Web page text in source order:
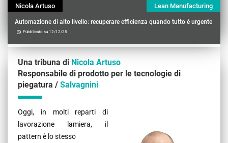
Nicola Artuso Lean Manufacturing
Automazione di alto livello: recuperare efficienza quando tutto è urgente
Pubblicato su 12/12/25
Una tribuna di Nicola Artuso
Responsabile di prodotto per le tecnologie di
piegatura / Salvagnini
Contenu
Oggi, in molti reparti di
lavorazione lamiera, il
pattern è lo stesso